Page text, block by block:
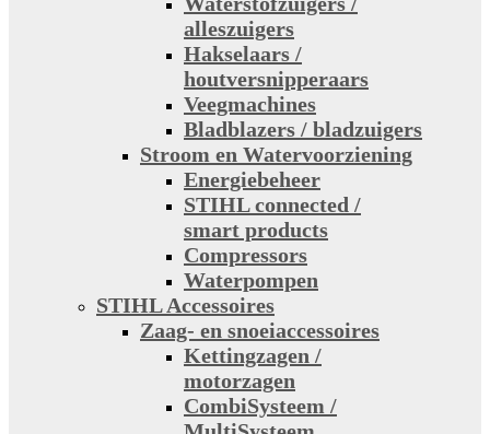
alleszuigers
Hakselaars /
houtversnipperaars
Veegmachines
Bladblazers / bladzuigers
Stroom en Watervoorziening
Energiebeheer
STIHL connected /
smart products
Compressors
Waterpompen
STIHL Accessoires
Zaag- en snoeiaccessoires
Kettingzagen /
motorzagen
CombiSysteem /